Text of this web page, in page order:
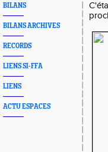
BILANS
BILANS ARCHIVES
RECORDS
LIENS SI-FFA
LIENS
ACTU ESPACES